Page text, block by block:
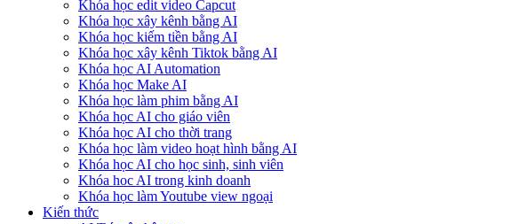
Khóa học edit video Capcut
Khóa học xây kênh bằng AI
Khóa học kiếm tiền bằng AI
Khóa học xây kênh Tiktok bằng AI
Khóa học AI Automation
Khóa học Make AI
Khóa học làm phim bằng AI
Khóa học AI cho giáo viên
Khóa học AI cho thời trang
Khóa học làm video hoạt hình bằng AI
Khóa học AI cho học sinh, sinh viên
Khóa hoc AI trong kinh doanh
Khóa học làm Youtube view ngoại
Kiến thức